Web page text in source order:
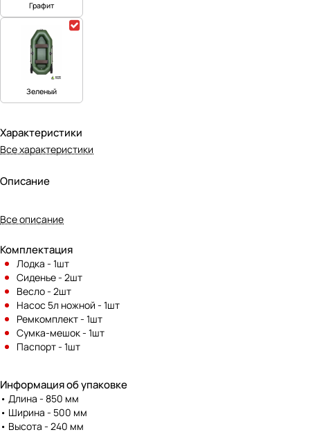
Графит
Зеленый
Характеристики
Все характеристики
Описание
Все описание
Комплектация
Лодка - 1шт
Сиденье - 2шт
Весло - 2шт
Насос 5л ножной - 1шт
Ремкомплект - 1шт
Сумка-мешок - 1шт
Паспорт - 1шт
Информация об упаковке
• Длина - 850 мм
• Ширина - 500 мм
• Высота - 240 мм